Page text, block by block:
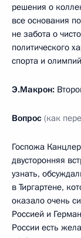
решения о
все основания
не забота о
политического
спорта и
Э.Макрон:
Вопрос (как
Госпожа
двусторонняя
узнать,
в Тиргартене,
оказало очень
Россией и
России есть